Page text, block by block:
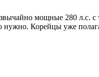
мощные 280 л.с. с
нужно. Корейцы уже